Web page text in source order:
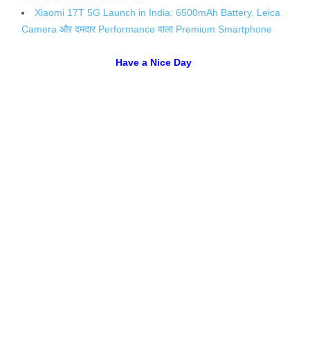
Xiaomi 17T 5G Launch in India: 6500mAh Battery, Leica
Camera और दमदार Performance वाला Premium Smartphone
Have a Nice Day